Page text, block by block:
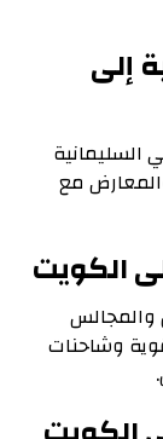
إلى
مع
الكويت
والمجالس
وشاحنات